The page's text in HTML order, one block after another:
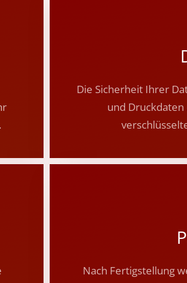
Die Sicherheit Ihrer
und
Nach Fertigstellung